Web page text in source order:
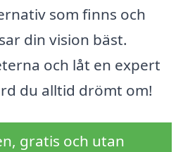
som finns och
din vision bäst.
och låt en expert
du alltid drömt om!
gratis och utan